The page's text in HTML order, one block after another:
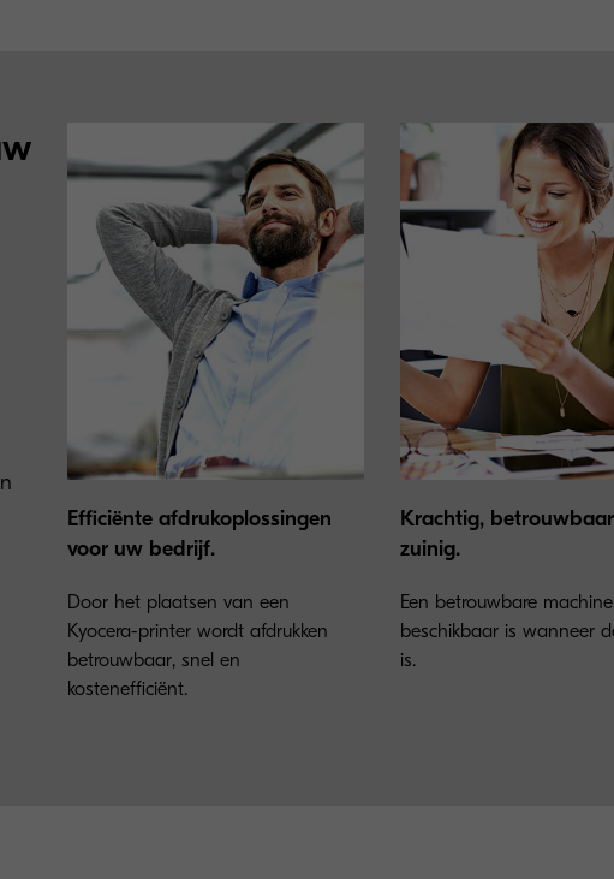
Efficiënte afdrukoplossingen
voor uw bedrijf.
Door het plaatsen van een
Kyocera-printer wordt afdrukken
betrouwbaar, snel en
kostenefficiënt.
Krachtig,
zuinig.
Een betrouwbare
beschikbaar is wanneer
is.